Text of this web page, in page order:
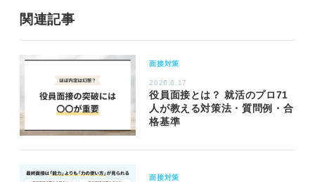
関連記事
面接対策
2026.6.17
役員面接とは？ 就活のプロ71
人が教える対策法・質問例・合
格基準
面接対策